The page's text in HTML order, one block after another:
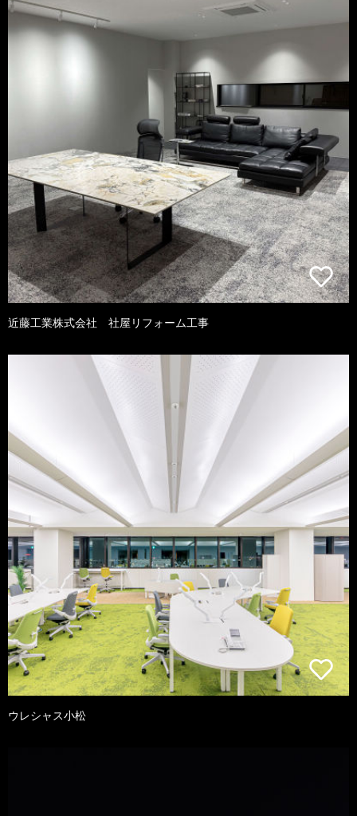
近藤工業株式会社 社屋リフォーム工事
ウレシャス小松